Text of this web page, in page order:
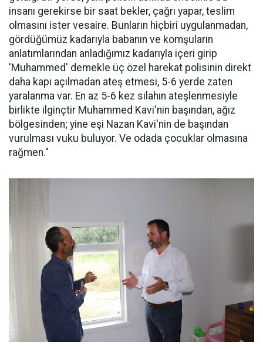
insanı gerekirse bir saat bekler, çağrı yapar, teslim
olmasını ister vesaire. Bunların hiçbiri uygulanmadan,
gördüğümüz kadarıyla babanın ve komşuların
anlatımlarından anladığımız kadarıyla içeri girip
'Muhammed' demekle üç özel harekat polisinin direkt
daha kapı açılmadan ateş etmesi, 5-6 yerde zaten
yaralanma var. En az 5-6 kez silahın ateşlenmesiyle
birlikte ilginçtir Muhammed Kavi'nin başından, ağız
bölgesinden; yine eşi Nazan Kavi'nin de başından
vurulması vuku buluyor. Ve odada çocuklar olmasına
rağmen."